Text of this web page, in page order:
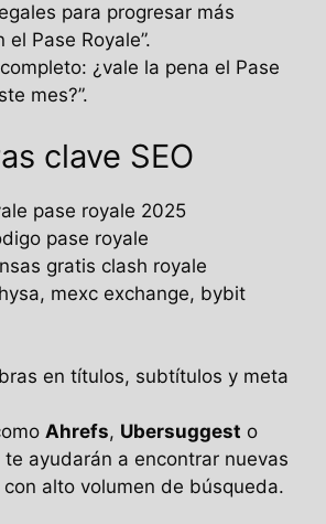
para progresar más
el Pase Royale”.
¿vale la pena el Pase
mes?”.
clave SEO
pase royale 2025
pase royale
gratis clash royale
mexc exchange, bybit
en títulos, subtítulos y meta
Ahrefs, Ubersuggest o
te ayudarán a encontrar nuevas
alto volumen de búsqueda.